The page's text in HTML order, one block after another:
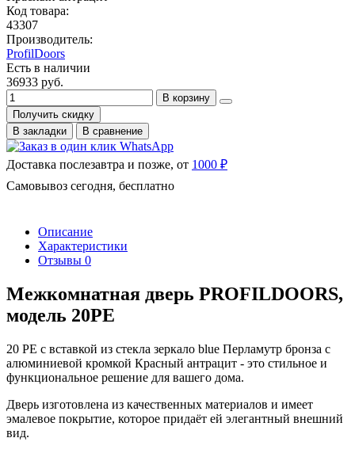
Код товара:
43307
Производитель:
ProfilDoors
Есть в наличии
36933 руб.
В корзину
Получить скидку
В закладки
В сравнение
Доставка послезавтра и позже, от 1000 ₽
Самовывоз сегодня, бесплатно
Описание
Характеристики
Отзывы 0
Межкомнатная дверь PROFILDOORS,
модель 20PE
20 PE с вставкой из стекла зеркало blue Перламутр бронза с
алюминиевой кромкой Красный антрацит - это стильное и
функциональное решение для вашего дома.
Дверь изготовлена из качественных материалов и имеет
эмалевое покрытие, которое придаёт ей элегантный внешний
вид.